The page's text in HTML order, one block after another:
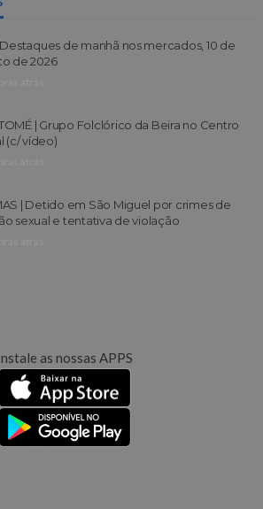
Destaques de manhã nos mercados, 10 de
de 2026
| Grupo Folclórico da Beira no Centro
(c/ vídeo)
| Detido em São Miguel por crimes de
sexual e tentativa de violação
as nossas APPS